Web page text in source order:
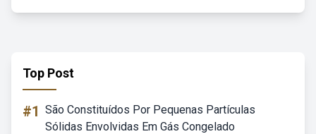
Top Post
#1 São Constituídos Por Pequenas Partículas
Sólidas Envolvidas Em Gás Congelado